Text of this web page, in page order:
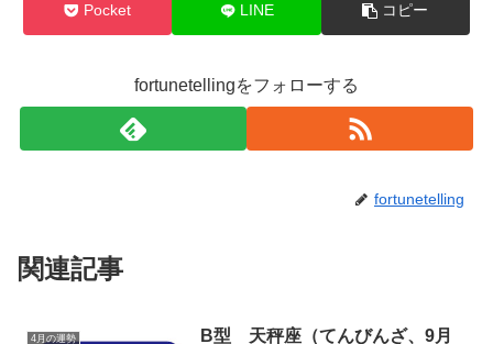
Pocket LINE コピー
fortunetellingをフォローする
fortunetelling
関連記事
4月の運勢
B型 天秤座（てんびんざ、9月